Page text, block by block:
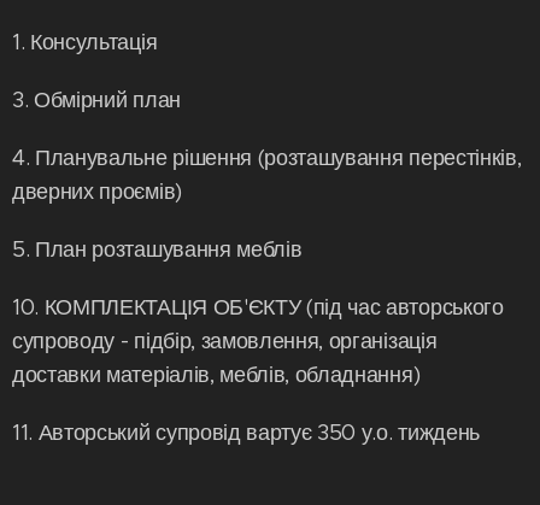
1. Консультація
3. Обмірний план
4. Планувальне рішення (розташування перестінків,
дверних проємів)
5. План розташування меблів
10. КОМПЛЕКТАЦІЯ ОБ'ЄКТУ (під час авторського
супроводу - підбір, замовлення, організація
доставки матеріалів, меблів, обладнання)
11. Авторський супровід вартує 350 у.о. тиждень